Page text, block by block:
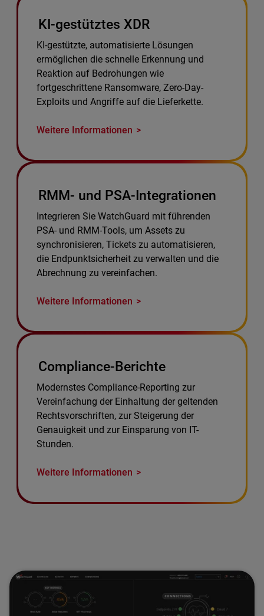
KI-gestütztes XDR
KI-gestützte, automatisierte Lösungen
ermöglichen die schnelle Erkennung und
Reaktion auf Bedrohungen wie
fortgeschrittene Ransomware, Zero-Day-
Exploits und Angriffe auf die Lieferkette.
Weitere Informationen
RMM- und PSA-Integrationen
Integrieren Sie WatchGuard mit führenden
PSA- und RMM-Tools, um Assets zu
synchronisieren, Tickets zu automatisieren,
die Endpunktsicherheit zu verwalten und die
Abrechnung zu vereinfachen.
Weitere Informationen
Compliance-Berichte
Modernstes Compliance-Reporting zur
Vereinfachung der Einhaltung der geltenden
Rechtsvorschriften, zur Steigerung der
Genauigkeit und zur Einsparung von IT-
Stunden.
Weitere Informationen